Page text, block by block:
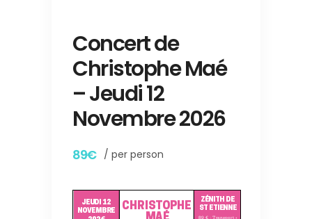
2026
Concert de
Christophe Maé
– Jeudi 12
Novembre 2026
89€ / per person